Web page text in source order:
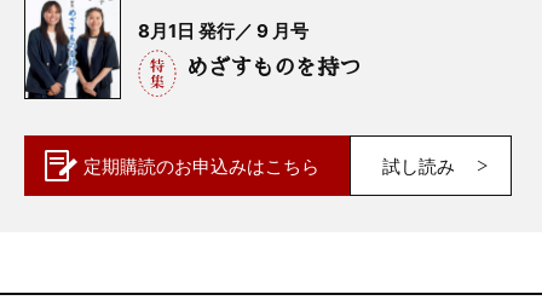
8月1日 発行／ 9 月号
めざすものを持つ
定期購読のお申込みはこちら 試し読み